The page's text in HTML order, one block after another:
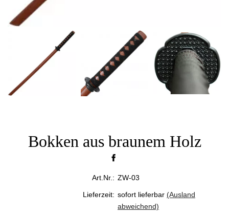
Bokken aus braunem Holz
Art.Nr.: ZW-03
Lieferzeit: sofort lieferbar (Ausland
abweichend)